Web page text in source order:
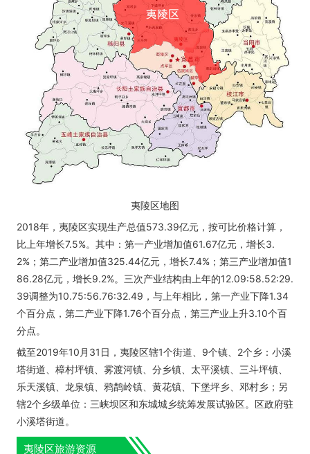
夷陵区地图
2018年，夷陵区实现生产总值573.39亿元，按可比价格计算，
比上年增长7.5%。其中：第一产业增加值61.67亿元，增长3.
2%；第二产业增加值325.44亿元，增长7.4%；第三产业增加值1
86.28亿元，增长9.2%。三次产业结构由上年的12.09:58.52:29.
39调整为10.75:56.76:32.49，与上年相比，第一产业下降1.34
个百分点，第二产业下降1.76个百分点，第三产业上升3.10个百
分点。
截至2019年10月31日，夷陵区辖1个街道、9个镇、2个乡：小溪
塔街道、樟村坪镇、雾渡河镇、分乡镇、太平溪镇、三斗坪镇、
乐天溪镇、龙泉镇、鸦鹊岭镇、黄花镇、下堡坪乡、邓村乡；另
辖2个乡级单位：三峡坝区和东城城乡统筹发展试验区。区政府驻
小溪塔街道。
夷陵区旅游资源